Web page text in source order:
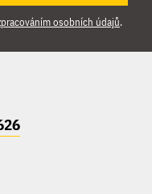
osobních údajů.